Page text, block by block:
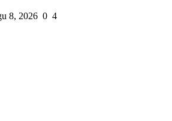
8, 2026 0 4